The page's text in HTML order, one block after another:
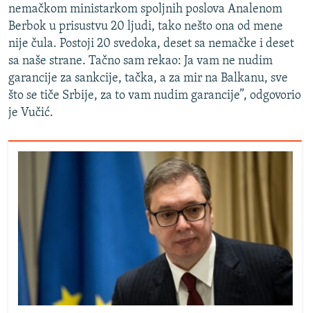
nemačkom ministarkom spoljnih poslova Analenom
Berbok u prisustvu 20 ljudi, tako nešto ona od mene
nije čula. Postoji 20 svedoka, deset sa nemačke i deset
sa naše strane. Tačno sam rekao: Ja vam ne nudim
garancije za sankcije, tačka, a za mir na Balkanu, sve
što se tiče Srbije, za to vam nudim garancije”, odgovorio
je Vučić.